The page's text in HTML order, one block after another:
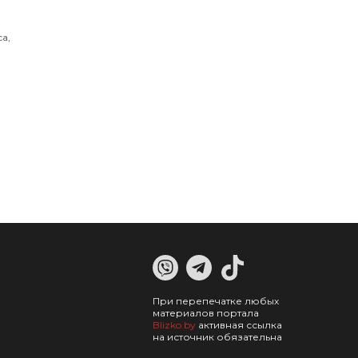
При перепечатке любых
материалов портала
Blizko.by активная ссылка
на источник обязательна